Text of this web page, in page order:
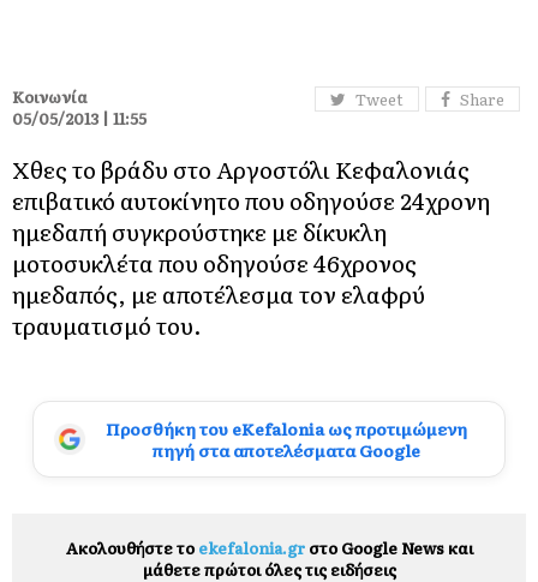
Tweet Share
Κοινωνία
05/05/2013 | 11:55
Χθες το βράδυ στο Αργοστόλι Κεφαλονιάς
επιβατικό αυτοκίνητο που οδηγούσε 24χρονη
ημεδαπή συγκρούστηκε με δίκυκλη
μοτοσυκλέτα που οδηγούσε 46χρονος
ημεδαπός, με αποτέλεσμα τον ελαφρύ
τραυματισμό του.
Προσθήκη του eKefalonia ως προτιμώμενη
πηγή στα αποτελέσματα Google
Ακολουθήστε το ekefalonia.grστο Google News και
μάθετε πρώτοι όλες τις ειδήσεις